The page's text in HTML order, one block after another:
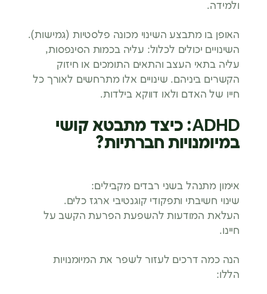
ולמידה.
האופן בו מתבצע השינוי מכונה פלסטיות (גמישות).
השינויים יכולים לכלול: עליה בכמות הסינפסות,
עליה בתאי העצב והתאים התומכים או חיזוק
הקשרים ביניהם. שינויים אלו מתרחשים לאורך כל
חייו של האדם ולאו דווקא בילדות.
ADHD: כיצד מתבטא קושי
במיומנויות חברתיות?
אימון מתנהל בשני רבדים מקבילים:
שינוי חשיבתי ותפקודי קוגנטיבי ארגז כלים.
העלאת המודעות להשפעת הפרעת הקשב על
חיינו.
הנה כמה דרכים לעזור לשפר את המיומנויות
הללו: